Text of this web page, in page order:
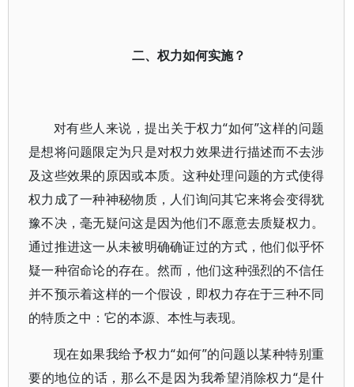
二、权力如何实施？
对有些人来说，提出关于权力“如何”这样的问题
是想将问题限定为只是对权力效果进行描述而不去涉
及这些效果的原因或本质。这种处理问题的方式使得
权力成了一种神秘物质，人们询问其它来将会变得犹
豫不决，毫无疑问这是因为他们不愿意去质疑权力。
通过推进这一从未被明确确证过的方式，他们似乎怀
疑一种宿命论的存在。然而，他们这种强烈的不信任
并不预示着这样的一个假设，即权力存在于三种不同
的特质之中：它的本源、本性与表现。
现在如果我给予权力“如何”的问题以某种特别重
要的地位的话，那么不是因为我希望消除权力“是什